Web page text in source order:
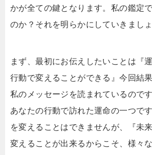
かが全ての鍵となります。私の鑑定
のか？それを明らかにしていきましょ
まず、最初にお伝えしたいことは『
行動で変えることができる』今回結
私のメッセージを読まれているので
あなたの行動で訪れた運命の一つで
を変えることはできませんが、『未
変えることが出来るからこそ、様々